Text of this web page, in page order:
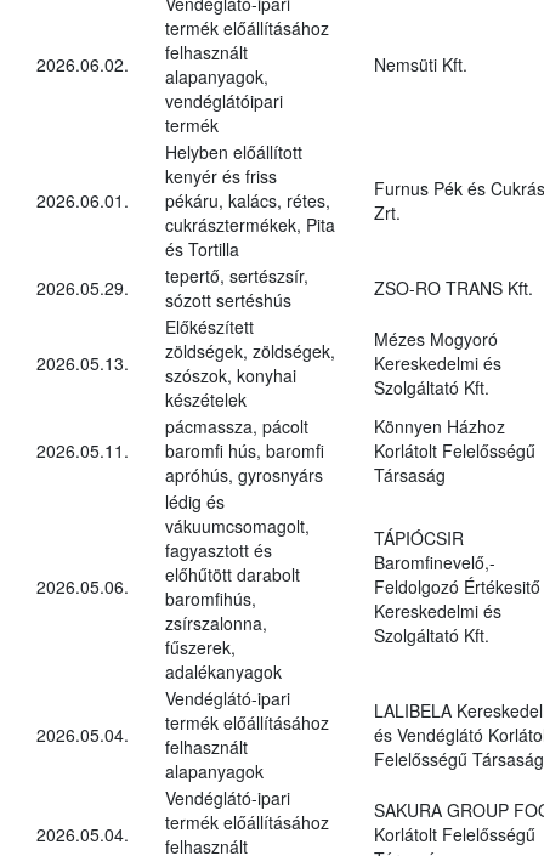
2026.06.02.
termék előállításához
felhasznált
alapanyagok,
vendéglátóipari
termék
Nemsüti Kft.
2026.06.01.
Helyben előállított
kenyér és friss
pékáru, kalács, rétes,
cukrásztermékek, Pita
és Tortilla
Furnus Pék és
Zrt.
2026.05.29.
tepertő, sertészsír,
sózott sertéshús
ZSO-RO TRANS Kft.
2026.05.13.
Előkészített
zöldségek, zöldségek,
szószok, konyhai
készételek
Mézes Mogyoró
Kereskedelmi és
Szolgáltató Kft.
2026.05.11.
pácmassza, pácolt
baromfi hús, baromfi
apróhús, gyrosnyárs
Könnyen Házhoz
Korlátolt Felelősségű
Társaság
2026.05.06.
lédig és
vákuumcsomagolt,
fagyasztott és
előhűtött darabolt
baromfihús,
zsírszalonna,
fűszerek,
adalékanyagok
TÁPIÓCSIR
Baromfinevelő,-
Feldolgozó Értékesitő
Kereskedelmi és
Szolgáltató Kft.
2026.05.04.
Vendéglátó-ipari
termék előállításához
felhasznált
alapanyagok
LALIBELA
és Vendéglátó
Felelősségű Társaság
2026.05.04.
Vendéglátó-ipari
termék előállításához
felhasznált
SAKURA GROUP
Korlátolt Felelősségű